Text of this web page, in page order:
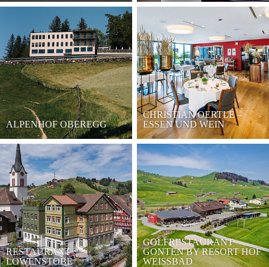
ALPENHOF OBEREGG
CHRISTIAN OERTLE –
ESSEN UND WEIN
RESTAURANT
LÖWENSTOBE
GOLFRESTAURANT
GONTEN BY RESORT HOF
WEISSBAD